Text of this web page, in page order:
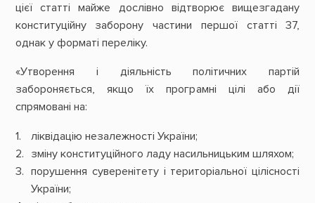
цієї статті майже дослівно відтворює вищезгадану
конституційну заборону частини першої статті 37,
однак у форматі переліку.
«Утворення і діяльність політичних партій
забороняється, якщо їх програмні цілі або дії
спрямовані на:
ліквідацію незалежності України;
зміну конституційного ладу насильницьким шляхом;
порушення суверенітету і територіальної цілісності
України;